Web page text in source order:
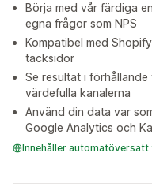
Börja med vår färdiga
egna frågor som NPS
Kompatibel med
tacksidor
Se resultat i
värdefulla kanalerna
Använd din data var
Google Analytics och
Innehåller automatöversatt